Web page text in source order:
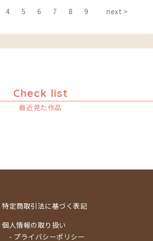
4 5 6 7 8 9 next >
Check list
最近見た作品
特定商取引法に基づく表記
個人情報の取り扱い
- プライバシーポリシー